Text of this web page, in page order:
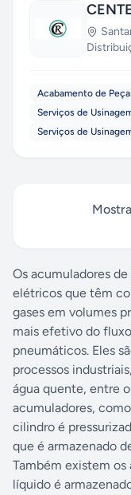
Acabamento de
Serviços de
Serviços de
Os acumuladores
elétricos que têm
gases em volumes
mais efetivo do
pneumáticos. Eles
processos
água quente, entre
acumuladores,
cilindro é
que é armazenado
Também existem
líquido é